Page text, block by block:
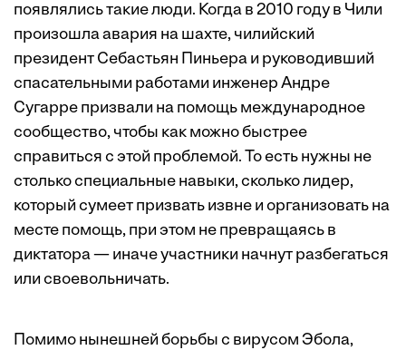
появлялись такие люди. Когда в 2010 году в Чили
произошла авария на шахте, чилийский
президент Себастьян Пиньера и руководивший
спасательными работами инженер Андре
Сугарре призвали на помощь международное
сообщество, чтобы как можно быстрее
справиться с этой проблемой. То есть нужны не
столько специальные навыки, сколько лидер,
который сумеет призвать извне и организовать на
месте помощь, при этом не превращаясь в
диктатора — иначе участники начнут разбегаться
или своевольничать.
Помимо нынешней борьбы с вирусом Эбола,